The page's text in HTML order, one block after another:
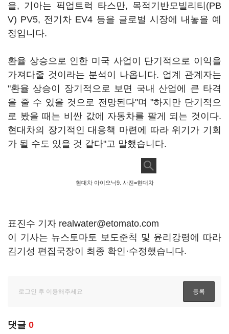
을, 기아는 픽업트럭 타스만, 목적기반모빌리티(PB
V) PV5, 전기차 EV4 등을 글로벌 시장에 내놓을 예
정입니다.
환율 상승으로 인한 미국 사업이 단기적으로 이익을
가져다줄 것이라는 분석이 나옵니다. 업계 관계자는
"환율 상승이 장기적으로 보면 국내 산업에 큰 타격
을 줄 수 있을 것으로 전망된다"며 "하지만 단기적으
로 봤을 때는 비싼 값에 자동차를 팔게 되는 것이다.
현대차의 장기적인 대응책 마련에 따라 위기가 기회
가 될 수도 있을 것 같다"고 말했습니다.
현대차 아이오닉9. 사진=현대차
표진수 기자 realwater@etomato.com
이 기사는 뉴스토마토 보도준칙 및 윤리강령에 따라
김기성 편집국장이 최종 확인·수정했습니다.
댓글 0